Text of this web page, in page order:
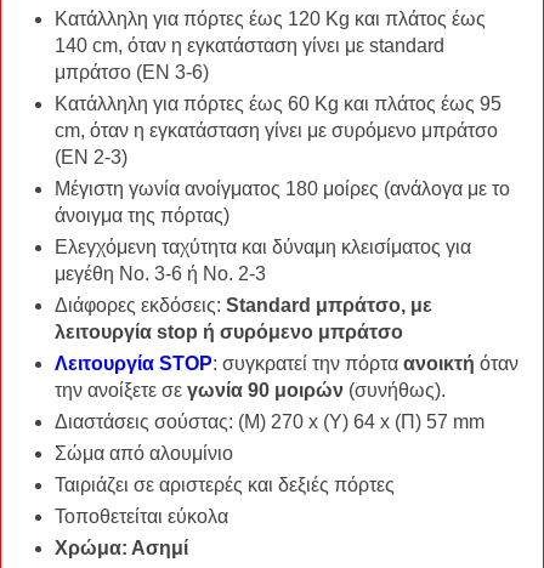
Κατάλληλη για πόρτες έως 120 Kg και πλάτος έως
140 cm, όταν η εγκατάσταση γίνει με standard
μπράτσο (EN 3-6)
Κατάλληλη για πόρτες έως 60 Kg και πλάτος έως 95
cm, όταν η εγκατάσταση γίνει με συρόμενο μπράτσο
(EN 2-3)
Μέγιστη γωνία ανοίγματος 180 μοίρες (ανάλογα με το
άνοιγμα της πόρτας)
Ελεγχόμενη ταχύτητα και δύναμη κλεισίματος για
μεγέθη Νο. 3-6 ή Νο. 2-3
Διάφορες εκδόσεις: Standard μπράτσο, με
λειτουργία stop ή συρόμενο μπράτσο
Λειτουργία STOP: συγκρατεί την πόρτα ανοικτή όταν
την ανοίξετε σε γωνία 90 μοιρών (συνήθως).
Διαστάσεις σούστας: (Μ) 270 x (Υ) 64 x (Π) 57 mm
Σώμα από αλουμίνιο
Ταιριάζει σε αριστερές και δεξιές πόρτες
Τοποθετείται εύκολα
Χρώμα: Ασημί